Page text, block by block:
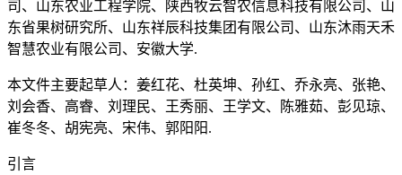
司、山东农业工程学院、陕西牧云智农信息科技有限公司、山
东省果树研究所、山东祥辰科技集团有限公司、山东沐雨天禾
智慧农业有限公司、安徽大学.
本文件主要起草人：姜红花、杜英坤、孙红、乔永亮、张艳、
刘会香、高睿、刘理民、王秀丽、王学文、陈雅茹、彭见琼、
崔冬冬、胡宪亮、宋伟、郭阳阳.
引言